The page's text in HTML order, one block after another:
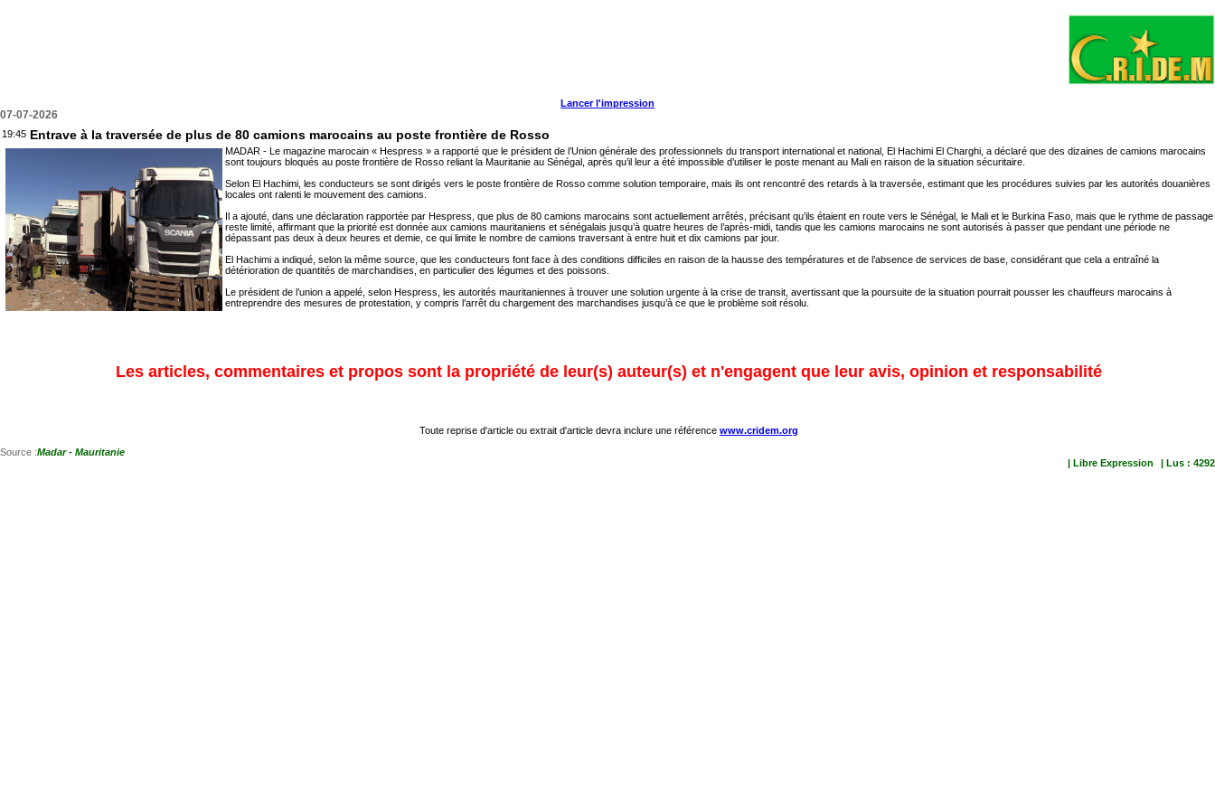
Lancer l'impression
07-07-2026
19:45 Entrave à la traversée de plus de 80 camions marocains au poste frontière de Rosso
MADAR - Le magazine marocain « Hespress » a rapporté que le président de l’Union générale des professionnels du transport international et national, El Hachimi El Charghi, a déclaré que des dizaines de camions marocains
sont toujours bloqués au poste frontière de Rosso reliant la Mauritanie au Sénégal, après qu’il leur a été impossible d’utiliser le poste menant au Mali en raison de la situation sécuritaire.
Selon El Hachimi, les conducteurs se sont dirigés vers le poste frontière de Rosso comme solution temporaire, mais ils ont rencontré des retards à la traversée, estimant que les procédures suivies par les autorités douanières
locales ont ralenti le mouvement des camions.
Il a ajouté, dans une déclaration rapportée par Hespress, que plus de 80 camions marocains sont actuellement arrêtés, précisant qu’ils étaient en route vers le Sénégal, le Mali et le Burkina Faso, mais que le rythme de passage
reste limité, affirmant que la priorité est donnée aux camions mauritaniens et sénégalais jusqu’à quatre heures de l’après-midi, tandis que les camions marocains ne sont autorisés à passer que pendant une période ne
dépassant pas deux à deux heures et demie, ce qui limite le nombre de camions traversant à entre huit et dix camions par jour.
El Hachimi a indiqué, selon la même source, que les conducteurs font face à des conditions difficiles en raison de la hausse des températures et de l’absence de services de base, considérant que cela a entraîné la
détérioration de quantités de marchandises, en particulier des légumes et des poissons.
Le président de l’union a appelé, selon Hespress, les autorités mauritaniennes à trouver une solution urgente à la crise de transit, avertissant que la poursuite de la situation pourrait pousser les chauffeurs marocains à
entreprendre des mesures de protestation, y compris l’arrêt du chargement des marchandises jusqu’à ce que le problème soit résolu.
Les articles, commentaires et propos sont la propriété de leur(s) auteur(s) et n'engagent que leur avis, opinion et responsabilité
Toute reprise d'article ou extrait d'article devra inclure une référence www.cridem.org
Source :Madar - Mauritanie
| Libre Expression
| Lus : 4292